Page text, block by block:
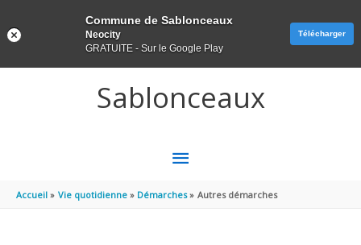
Sablonceaux
MENU
PRINCIPAL
Accueil Vie quotidienne Démarches Autres démarches
Commune de Sablonceaux
Neocity
GRATUITE - Sur le Google Play
Télécharger